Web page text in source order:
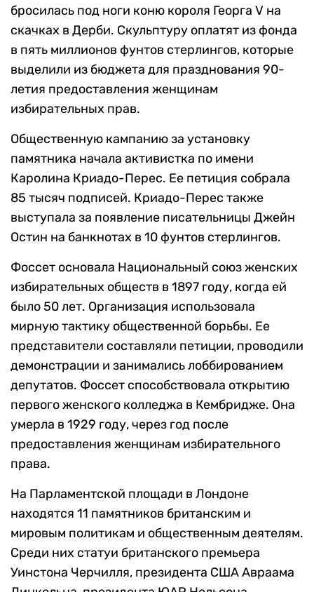
бросилась под ноги коню короля Георга V на
скачках в Дерби. Скульптуру оплатят из фонда
в пять миллионов фунтов стерлингов, которые
выделили из бюджета для празднования 90-
летия предоставления женщинам
избирательных прав.
Общественную кампанию за установку
памятника начала активистка по имени
Каролина Криадо-Перес. Ее петиция собрала
85 тысяч подписей. Криадо-Перес также
выступала за появление писательницы Джейн
Остин на банкнотах в 10 фунтов стерлингов.
Фоссет основала Национальный союз женских
избирательных обществ в 1897 году, когда ей
было 50 лет. Организация использовала
мирную тактику общественной борьбы. Ее
представители составляли петиции, проводили
демонстрации и занимались лоббированием
депутатов. Фоссет способствовала открытию
первого женского колледжа в Кембридже. Она
умерла в 1929 году, через год после
предоставления женщинам избирательного
права.
На Парламентской площади в Лондоне
находятся 11 памятников британским и
мировым политикам и общественным деятелям.
Среди них статуи британского премьера
Уинстона Черчилля, президента США Авраама